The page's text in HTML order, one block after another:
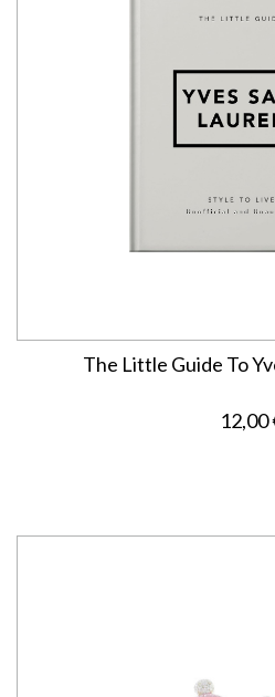
The Little Guide To
12,00